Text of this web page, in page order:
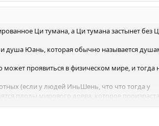
Ци тумана, а Ци тумана застынет без
и душа Юань, которая обычно называется
проявиться в физическом мире, и тогда
(если у людей ИньШень, что что тогда у
плоды мирового древа, которое
и захвачен Асурами.